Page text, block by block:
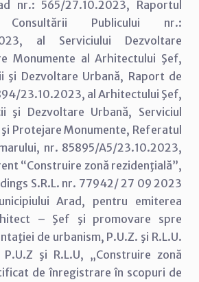
nr.: 565/27.10.2023, Raportul
Publicului nr.:
al Serviciului Dezvoltare
Monumente al Arhitectului Şef,
şi Dezvoltare Urbană, Raport de
23.10.2023, al Arhitectului Şef,
şi Dezvoltare Urbană, Serviciul
Protejare Monumente, Referatul
nr. 85895/A5/23.10.2023,
“Construire zonă rezidenţială”,
S.R.L. nr. 77942/ 27 09 2023
Arad, pentru emiterea
– Şef şi promovare spre
de urbanism, P.U.Z. şi R.L.U.
şi R.L.U, „Construire zonă
de înregistrare în scopuri de